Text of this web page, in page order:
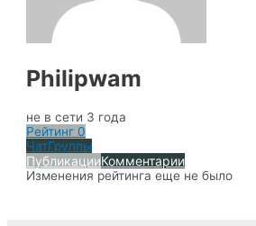
Philipwam
не в сети 3 года
Рейтинг0
ЧатГруппы
ПубликацииКомментарии
Изменения рейтинга еще не было